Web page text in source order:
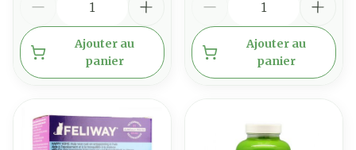
Ajouter au
panier
Ajouter au
panier